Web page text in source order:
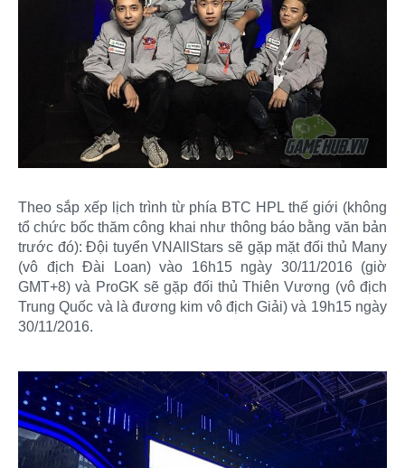
Theo sắp xếp lịch trình từ phía BTC HPL thế giới (không
tổ chức bốc thăm công khai như thông báo bằng văn bản
trước đó): Đội tuyển VNAllStars sẽ gặp mặt đối thủ Many
(vô địch Đài Loan) vào 16h15 ngày 30/11/2016 (giờ
GMT+8) và ProGK sẽ gặp đối thủ Thiên Vương (vô địch
Trung Quốc và là đương kim vô địch Giải) và 19h15 ngày
30/11/2016.